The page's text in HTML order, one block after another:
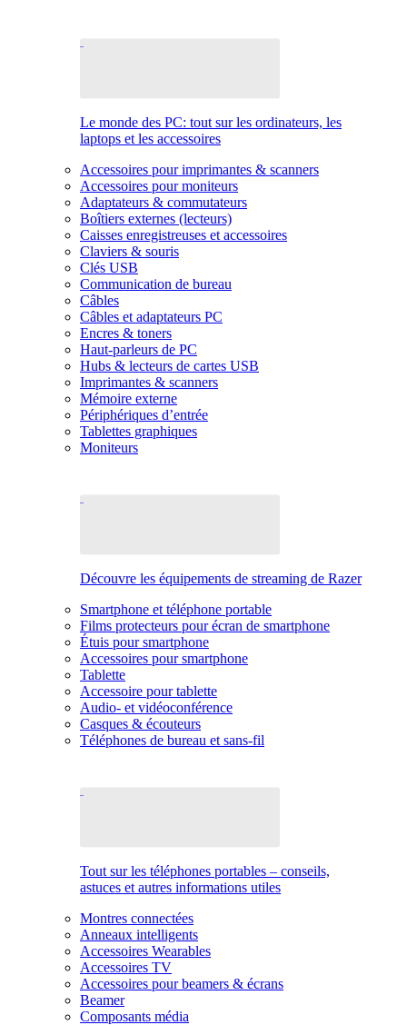
Le monde des PC: tout sur les ordinateurs, les
laptops et les accessoires
Accessoires pour imprimantes & scanners
Accessoires pour moniteurs
Adaptateurs & commutateurs
Boîtiers externes (lecteurs)
Caisses enregistreuses et accessoires
Claviers & souris
Clés USB
Communication de bureau
Câbles
Câbles et adaptateurs PC
Encres & toners
Haut-parleurs de PC
Hubs & lecteurs de cartes USB
Imprimantes & scanners
Mémoire externe
Périphériques d’entrée
Tablettes graphiques
Moniteurs
Découvre les équipements de streaming de Razer
Smartphone et téléphone portable
Films protecteurs pour écran de smartphone
Étuis pour smartphone
Accessoires pour smartphone
Tablette
Accessoire pour tablette
Audio- et vidéoconférence
Casques & écouteurs
Téléphones de bureau et sans-fil
Tout sur les téléphones portables – conseils,
astuces et autres informations utiles
Montres connectées
Anneaux intelligents
Accessoires Wearables
Accessoires TV
Accessoires pour beamers & écrans
Beamer
Composants média